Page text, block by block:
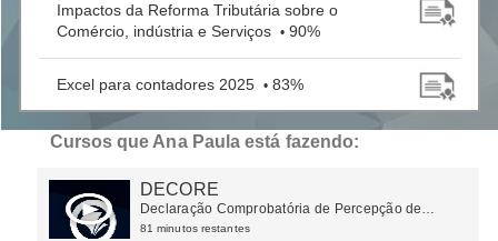
Impactos da Reforma Tributária sobre o
Comércio, indústria e Serviços • 90%
Excel para contadores 2025 • 83%
IA para contadores • 75%
SCP - Sociedade em Conta de Participação:
Estratégias e Práticas • 90%
Cursos que Ana Paula está fazendo:
DECORE
Declaração Comprobatória de Percepção de
Rendimentos
81 minutos restantes